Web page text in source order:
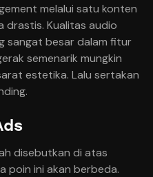
melalui satu konten
drastis. Kualitas audio
sangat besar dalam fitur
semenarik mungkin
estetika. Lalu sertakan
disebutkan di atas
poin ini akan berbeda.